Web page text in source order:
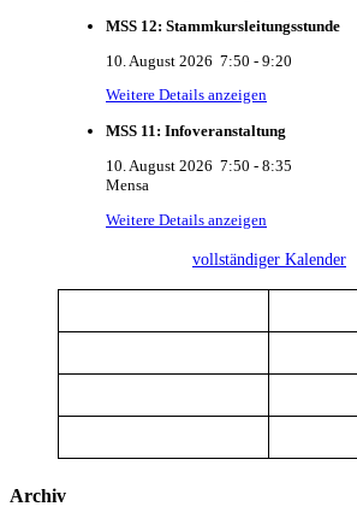
MSS 12: Stammkursleitungsstunde
10. August 2026 7:50 - 9:20
Weitere Details anzeigen
MSS 11: Infoveranstaltung
10. August 2026 7:50 - 8:35
Mensa
Weitere Details anzeigen
vollständiger Kalender
Archiv